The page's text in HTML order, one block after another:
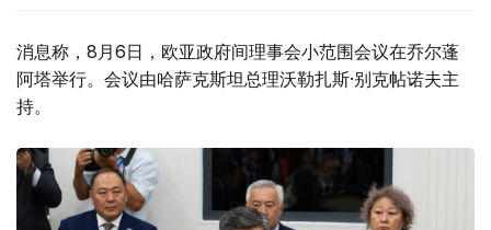
消息称，8月6日，欧亚政府间理事会小范围会议在乔尔蓬
阿塔举行。会议由哈萨克斯坦总理沃勒扎斯·别克帖诺夫主
持。